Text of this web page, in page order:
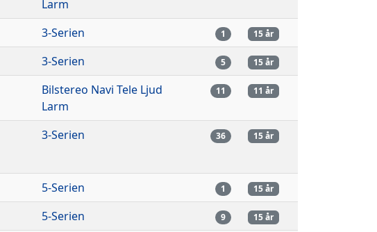
Larm
3-Serien 1 15 år
3-Serien 5 15 år
Bilstereo Navi Tele Ljud
Larm
11 11 år
3-Serien 36 15 år
5-Serien 1 15 år
5-Serien 9 15 år